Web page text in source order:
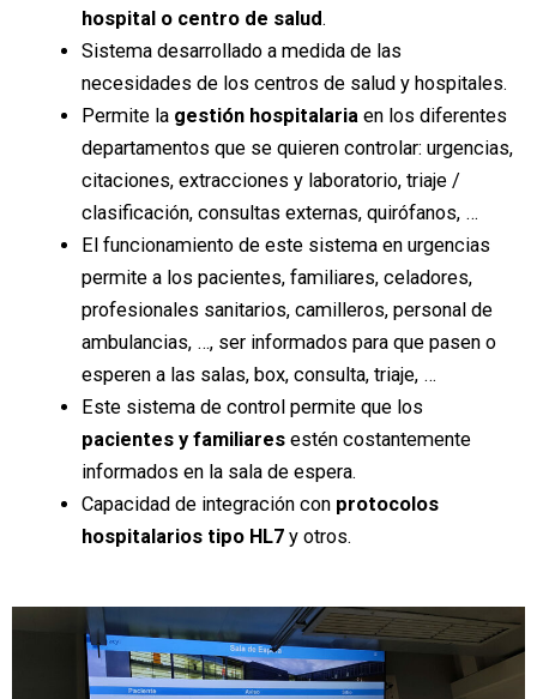
hospital o centro de salud.
Sistema desarrollado a medida de las
necesidades de los centros de salud y hospitales.
Permite la gestión hospitalaria en los diferentes
departamentos que se quieren controlar: urgencias,
citaciones, extracciones y laboratorio, triaje /
clasificación, consultas externas, quirófanos, …
El funcionamiento de este sistema en urgencias
permite a los pacientes, familiares, celadores,
profesionales sanitarios, camilleros, personal de
ambulancias, …, ser informados para que pasen o
esperen a las salas, box, consulta, triaje, …
Este sistema de control permite que los
pacientes y familiares estén costantemente
informados en la sala de espera.
Capacidad de integración con protocolos
hospitalarios tipo HL7 y otros.